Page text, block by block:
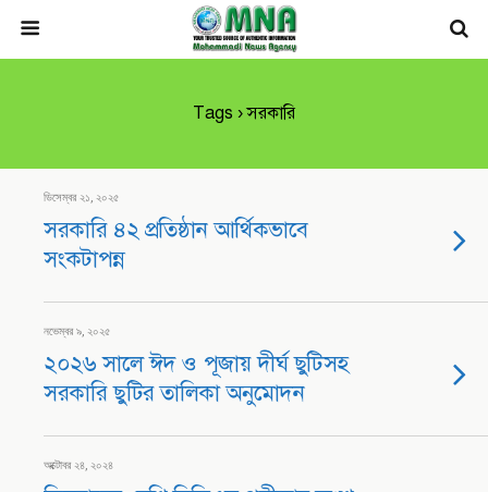
Tags › সরকারি
ডিসেম্বর ২১, ২০২৫
সরকারি ৪২ প্রতিষ্ঠান আর্থিকভাবে
সংকটাপন্ন
নভেম্বর ৯, ২০২৫
২০২৬ সালে ঈদ ও পূজায় দীর্ঘ ছুটিসহ
সরকারি ছুটির তালিকা অনুমোদন
অক্টোবর ২৪, ২০২৪